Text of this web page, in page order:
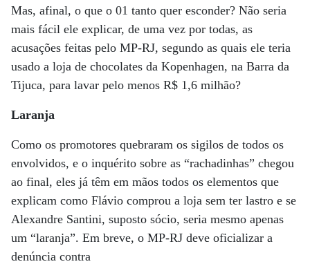
Mas, afinal, o que o 01 tanto quer esconder? Não seria
mais fácil ele explicar, de uma vez por todas, as
acusações feitas pelo MP-RJ, segundo as quais ele teria
usado a loja de chocolates da Kopenhagen, na Barra da
Tijuca, para lavar pelo menos R$ 1,6 milhão?
Laranja
Como os promotores quebraram os sigilos de todos os
envolvidos, e o inquérito sobre as “rachadinhas” chegou
ao final, eles já têm em mãos todos os elementos que
explicam como Flávio comprou a loja sem ter lastro e se
Alexandre Santini, suposto sócio, seria mesmo apenas
um “laranja”. Em breve, o MP-RJ deve oficializar a
denúncia contra